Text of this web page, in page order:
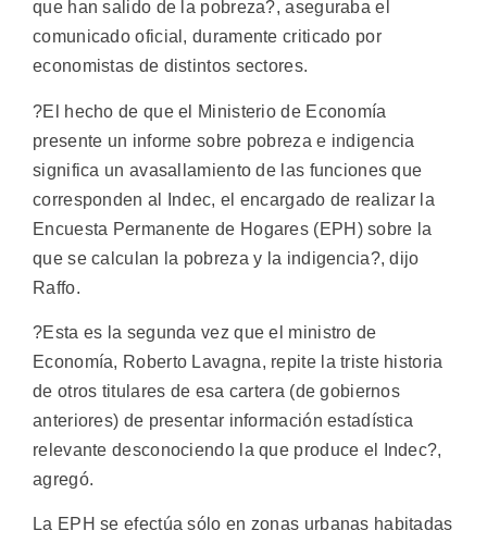
que han salido de la pobreza?, aseguraba el
comunicado oficial, duramente criticado por
economistas de distintos sectores.
?El hecho de que el Ministerio de Economía
presente un informe sobre pobreza e indigencia
significa un avasallamiento de las funciones que
corresponden al Indec, el encargado de realizar la
Encuesta Permanente de Hogares (EPH) sobre la
que se calculan la pobreza y la indigencia?, dijo
Raffo.
?Esta es la segunda vez que el ministro de
Economía, Roberto Lavagna, repite la triste historia
de otros titulares de esa cartera (de gobiernos
anteriores) de presentar información estadística
relevante desconociendo la que produce el Indec?,
agregó.
La EPH se efectúa sólo en zonas urbanas habitadas